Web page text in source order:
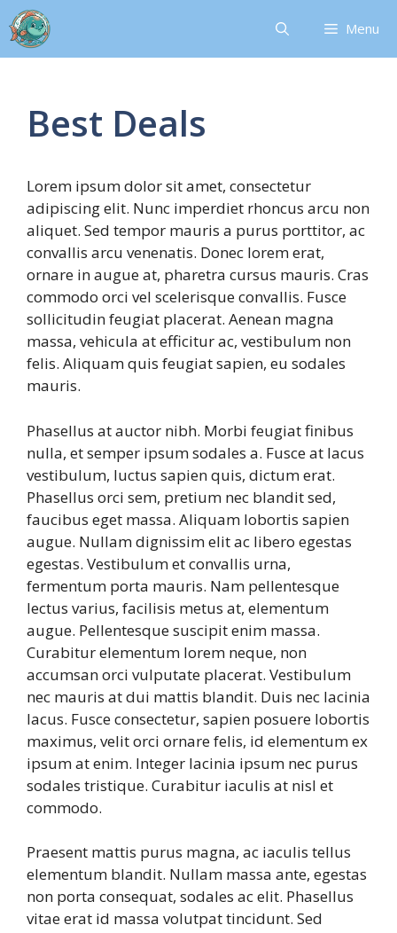
Skip
to
content
Menu
Best Deals
Lorem ipsum dolor sit amet, consectetur
adipiscing elit. Nunc imperdiet rhoncus arcu non
aliquet. Sed tempor mauris a purus porttitor, ac
convallis arcu venenatis. Donec lorem erat,
ornare in augue at, pharetra cursus mauris. Cras
commodo orci vel scelerisque convallis. Fusce
sollicitudin feugiat placerat. Aenean magna
massa, vehicula at efficitur ac, vestibulum non
felis. Aliquam quis feugiat sapien, eu sodales
mauris.
Phasellus at auctor nibh. Morbi feugiat finibus
nulla, et semper ipsum sodales a. Fusce at lacus
vestibulum, luctus sapien quis, dictum erat.
Phasellus orci sem, pretium nec blandit sed,
faucibus eget massa. Aliquam lobortis sapien
augue. Nullam dignissim elit ac libero egestas
egestas. Vestibulum et convallis urna,
fermentum porta mauris. Nam pellentesque
lectus varius, facilisis metus at, elementum
augue. Pellentesque suscipit enim massa.
Curabitur elementum lorem neque, non
accumsan orci vulputate placerat. Vestibulum
nec mauris at dui mattis blandit. Duis nec lacinia
lacus. Fusce consectetur, sapien posuere lobortis
maximus, velit orci ornare felis, id elementum ex
ipsum at enim. Integer lacinia ipsum nec purus
sodales tristique. Curabitur iaculis at nisl et
commodo.
Praesent mattis purus magna, ac iaculis tellus
elementum blandit. Nullam massa ante, egestas
non porta consequat, sodales ac elit. Phasellus
vitae erat id massa volutpat tincidunt. Sed